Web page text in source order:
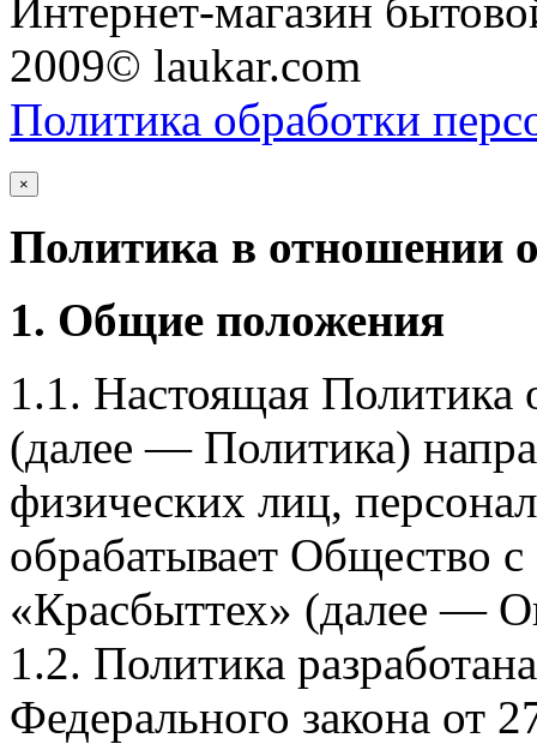
Интернет-магазин
2009© laukar.com
Политика обработки
×
Политика в отношении
1. Общие положения
1.1. Настоящая Политика
(далее — Политика)
физических лиц,
обрабатывает Общество
«Красбыттех» (далее —
1.2. Политика
Федерального закона